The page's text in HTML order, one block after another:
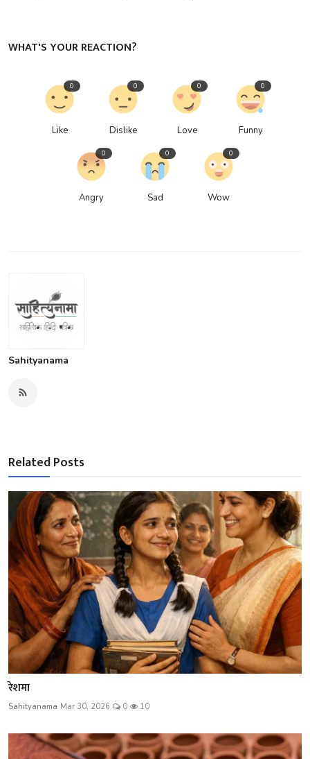
WHAT'S YOUR REACTION?
Like
0
Dislike
0
Love
0
Funny
0
Angry
0
Sad
0
Wow
0
Sahityanama
Related Posts
रेशमा
Sahityanama Mar 30, 2026 0 10